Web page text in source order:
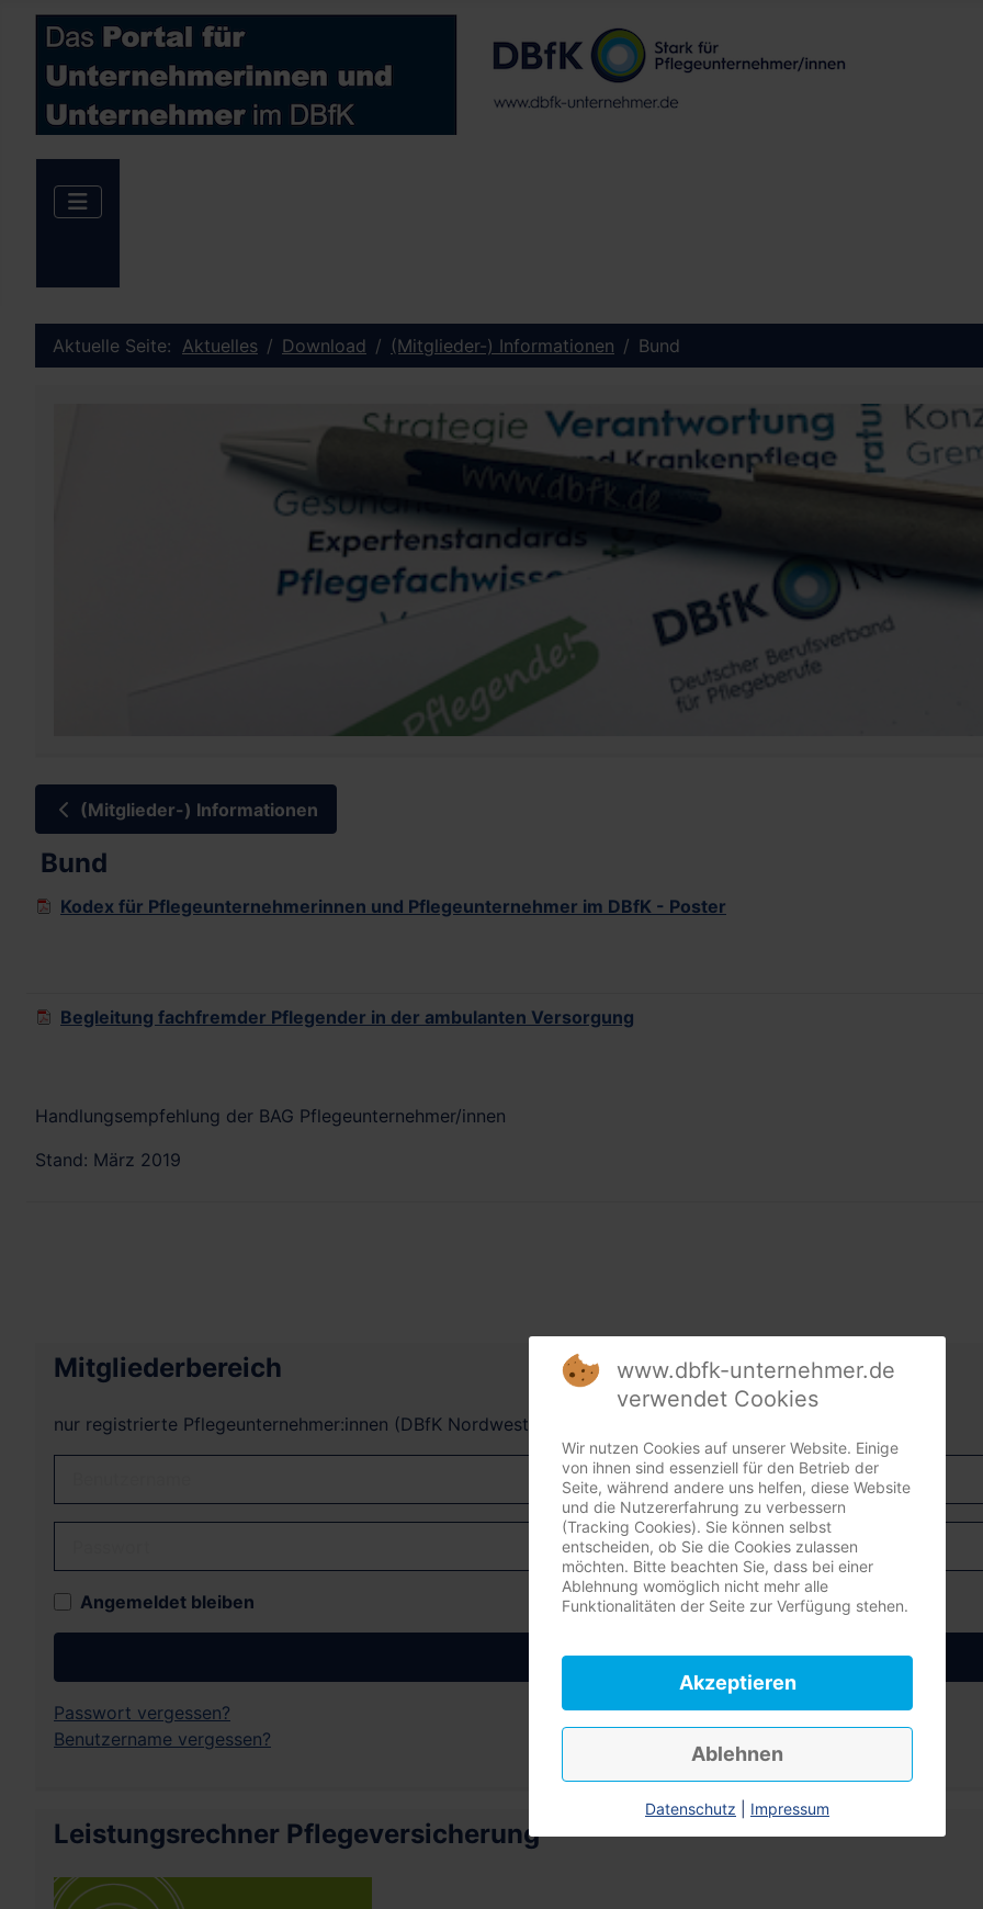
Aktuelle Seite: Aktuelles Download (Mitglieder-) Informationen Bund
(Mitglieder-) Informationen
Bund
Kodex für Pflegeunternehmerinnen und Pflegeunternehmer im DBfK - Poster
Begleitung fachfremder Pflegender in der ambulanten Versorgung
Handlungsempfehlung der BAG Pflegeunternehmer/innen
Stand: März 2019
Mitgliederbereich
nur registrierte Pflegeunternehmer:innen (DBfK Nordwest + Südost)
Angemeldet bleiben
Anmelden
Passwort vergessen?
Benutzername vergessen?
Leistungsrechner Pflegeversicherung
www.dbfk-unternehmer.de
verwendet Cookies
Wir nutzen Cookies auf unserer Website. Einige
von ihnen sind essenziell für den Betrieb der
Seite, während andere uns helfen, diese Website
und die Nutzererfahrung zu verbessern
(Tracking Cookies). Sie können selbst
entscheiden, ob Sie die Cookies zulassen
möchten. Bitte beachten Sie, dass bei einer
Ablehnung womöglich nicht mehr alle
Funktionalitäten der Seite zur Verfügung stehen.
Akzeptieren
Ablehnen
Datenschutz Impressum